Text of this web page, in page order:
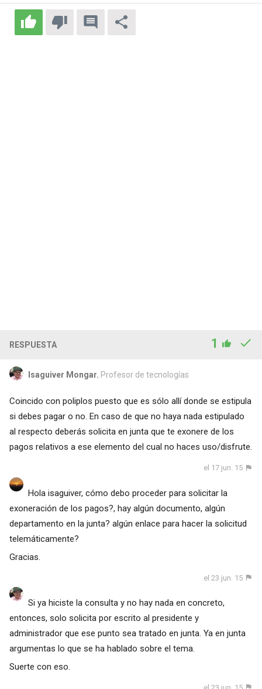
RESPUESTA 1
Isaguiver Mongar, Profesor de tecnologías
Coincido con poliplos puesto que es sólo allí donde se estipula
si debes pagar o no. En caso de que no haya nada estipulado
al respecto deberás solicita en junta que te exonere de los
pagos relativos a ese elemento del cual no haces uso/disfrute.
el 17 jun. 15
Hola isaguiver, cómo debo proceder para solicitar la
exoneración de los pagos?, hay algún documento, algún
departamento en la junta? algún enlace para hacer la solicitud
telemáticamente?
Gracias.
el 23 jun. 15
Si ya hiciste la consulta y no hay nada en concreto,
entonces, solo solicita por escrito al presidente y
administrador que ese punto sea tratado en junta. Ya en junta
argumentas lo que se ha hablado sobre el tema.
Suerte con eso.